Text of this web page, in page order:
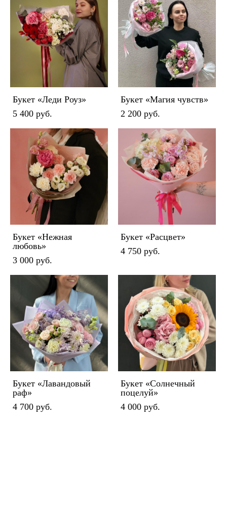
Букет «Леди Роуз»
5 400 pуб.
Букет «Магия чувств»
2 200 pуб.
Букет «Нежная
любовь»
3 000 pуб.
Букет «Расцвет»
4 750 pуб.
Букет «Лавандовый
раф»
4 700 pуб.
Букет «Солнечный
поцелуй»
4 000 pуб.